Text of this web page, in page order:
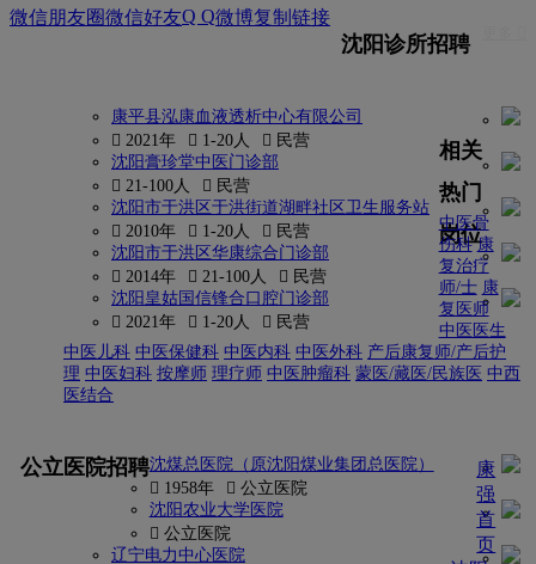
微信朋友圈微信好友Q Q微博复制链接
沈阳诊所招聘
康平县泓康血液透析中心有限公司
 2021年
 1-20人
 民营
沈阳膏珍堂中医门诊部
 21-100人
 民营
沈阳市于洪区于洪街道湖畔社区卫生服务站
 2010年
 1-20人
 民营
沈阳市于洪区华康综合门诊部
 2014年
 21-100人
 民营
沈阳皇姑国信锋合口腔门诊部
 2021年
 1-20人  民营
相关
热门
岗位
中医骨
伤科 康
复治疗
师/士 康
复医师
中医医生
中医儿科 中医保健科 中医内科 中医外科 产后康复师/产后护
理 中医妇科 按摩师 理疗师 中医肿瘤科 蒙医/藏医/民族医 中西
医结合
公立医院招聘沈煤总医院（原沈阳煤业集团总医院）
 1958年
 公立医院
沈阳农业大学医院
 公立医院
辽宁电力中心医院
康
强
首
页